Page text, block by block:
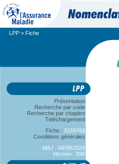
LPP > Fiche
Présentation
Recherche par code
Recherche par chapitre
Téléchargement
Fiche : 3169768
Conditions générales
MAJ : 04/08/2026
Version : 896